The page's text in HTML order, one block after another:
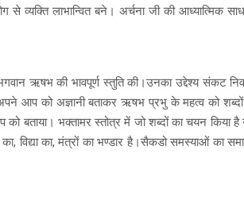
से व्यक्ति लाभान्वित बने। अर्चना जी की आध्यात्मिक
ऋषभ की भावपूर्ण स्तुति की।उनका उद्देश्य संकट
आप को अज्ञानी बताकर ऋषभ प्रभु के महत्व को शब्दों
बताया। भक्तामर स्तोत्र में जो शब्दों का चयन किया
विद्या का, मंत्रों का भण्डार है।सैकडो समस्याओं का